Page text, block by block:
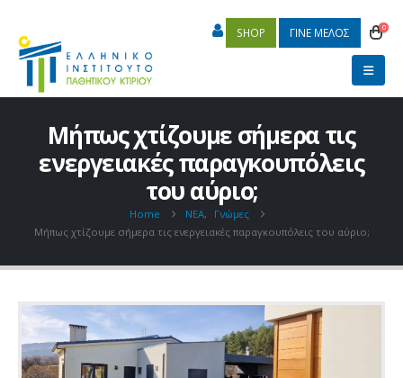
SHOP ΓΙΝΕ ΜΕΛΟΣ 0
Μήπως χτίζουμε σήμερα τις
ενεργειακές παραγκουπόλεις
του αύριο;
Home ΝΕΑ,
Γνώμες
Μήπως χτίζουμε σήμερα τις ενεργειακές παραγκουπόλεις του αύριο;